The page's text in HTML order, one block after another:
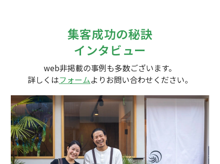
集客成功の秘訣
インタビュー
web非掲載の事例も多数ございます。
詳しくはフォームよりお問い合わせください。